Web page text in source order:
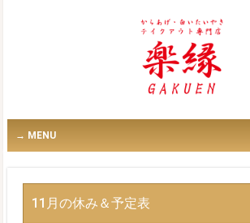
MENU
11月の休み＆予定表